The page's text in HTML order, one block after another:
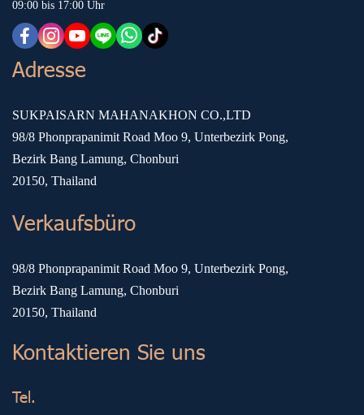
09:00 bis 17:00 Uhr
Adresse
SUKPAISARN MAHANAKHON CO.,LTD
98/8 Phonprapanimit Road Moo 9, Unterbezirk Pong,
Bezirk Bang Lamung, Chonburi
20150, Thailand
Verkaufsbüro
98/8 Phonprapanimit Road Moo 9, Unterbezirk Pong,
Bezirk Bang Lamung, Chonburi
20150, Thailand
Kontaktieren Sie uns
Tel.